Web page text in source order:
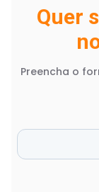
Quer
Preencha o